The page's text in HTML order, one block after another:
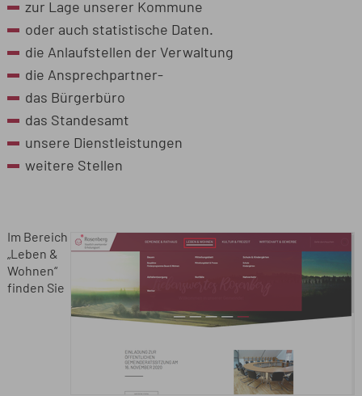
zur Lage unserer Kommune
oder auch statistische Daten.
die Anlaufstellen der Verwaltung
die Ansprechpartner-
das Bürgerbüro
das Standesamt
unsere Dienstleistungen
weitere Stellen
Im Bereich
„Leben &
Wohnen“
finden Sie